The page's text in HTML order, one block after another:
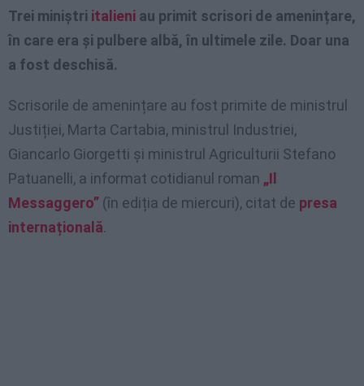
Trei miniștri italieni au primit scrisori de amenințare,
în care era și pulbere albă, în ultimele zile. Doar una
a fost deschisă.
Scrisorile de amenințare au fost primite de ministrul
Justiției, Marta Cartabia, ministrul Industriei,
Giancarlo Giorgetti și ministrul Agriculturii Stefano
Patuanelli, a informat cotidianul roman „Il
Messaggero” (în ediția de miercuri), citat de presa
internațională.